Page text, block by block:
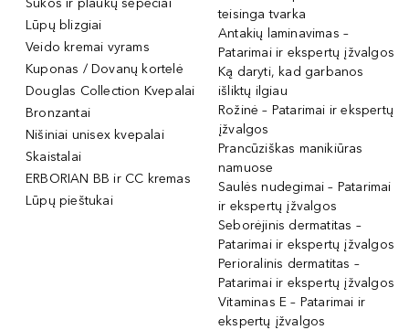
Šukos ir plaukų šepečiai
Lūpų blizgiai
Veido kremai vyrams
Kuponas / Dovanų kortelė
Douglas Collection Kvepalai
Bronzantai
Nišiniai unisex kvepalai
Skaistalai
ERBORIAN BB ir CC kremas
Lūpų pieštukai
teisinga tvarka
Antakių laminavimas –
Patarimai ir ekspertų įžvalgos
Ką daryti, kad garbanos
išliktų ilgiau
Rožinė – Patarimai ir ekspertų
įžvalgos
Prancūziškas manikiūras
namuose
Saulės nudegimai – Patarimai
ir ekspertų įžvalgos
Seborėjinis dermatitas –
Patarimai ir ekspertų įžvalgos
Perioralinis dermatitas –
Patarimai ir ekspertų įžvalgos
Vitaminas E – Patarimai ir
ekspertų įžvalgos